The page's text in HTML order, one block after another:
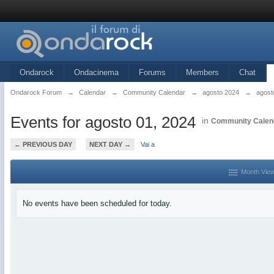
Ondarock Ondacinema Forums Members Chat
Ondarock Forum → Calendar → Community Calendar → agosto 2024 →
Events for agosto 01, 2024 in Community
← PREVIOUS DAY NEXT DAY → Vai a
Month
No events have been scheduled for today.